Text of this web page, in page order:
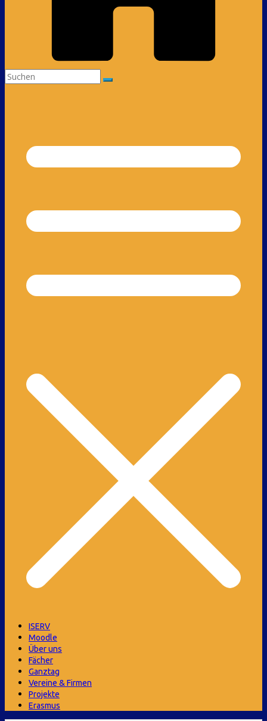
ISERV
Moodle
Über uns
Fächer
Ganztag
Vereine & Firmen
Projekte
Erasmus